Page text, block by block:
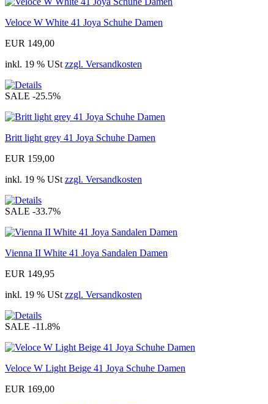
Veloce W White 41 Joya Schuhe Damen
EUR 149,00
inkl. 19 % USt zzgl. Versandkosten
SALE -25.5%
Britt light grey 41 Joya Schuhe Damen
EUR 159,00
inkl. 19 % USt zzgl. Versandkosten
SALE -33.7%
Vienna II White 41 Joya Sandalen Damen
EUR 149,95
inkl. 19 % USt zzgl. Versandkosten
SALE -11.8%
Veloce W Light Beige 41 Joya Schuhe Damen
EUR 169,00